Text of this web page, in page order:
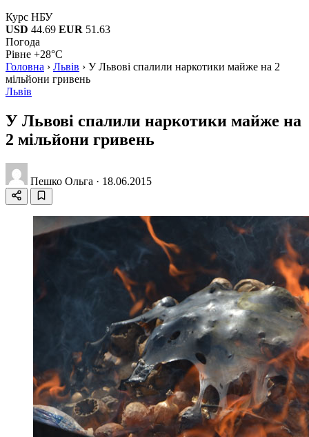
Курс НБУ
USD 44.69 EUR 51.63
Погода
Рівне +28°C
Головна › Львів › У Львові спалили наркотики майже на 2
мільйони гривень
Львів
У Львові спалили наркотики майже на
2 мільйони гривень
Пешко Ольга · 18.06.2015